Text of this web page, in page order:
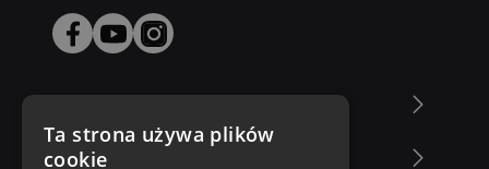
Zakupy u nas
Ta strona używa plików
cookie